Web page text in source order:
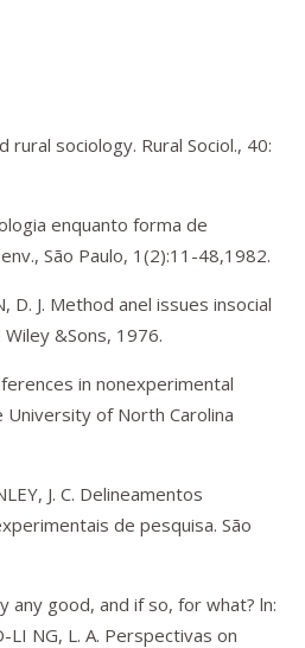
rural sociology. Rural Sociol., 40:
enquanto forma de
São Paulo, 1(2):11-48,1982.
D. J. Method anel issues insocial
&Sons, 1976.
in nonexperimental
University of North Carolina
J. C. Delineamentos
de pesquisa. São
any good, and if so, for what? ln:
LI NG, L. A. Perspectivas on